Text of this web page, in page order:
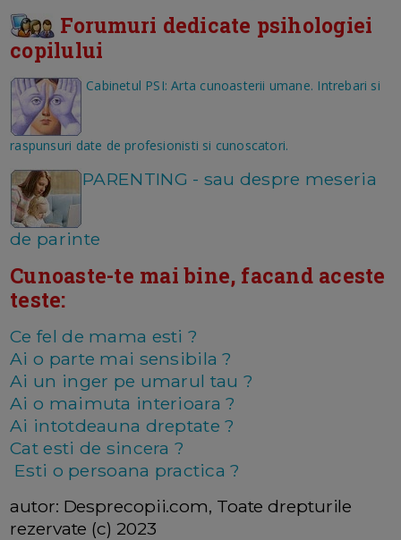
Forumuri dedicate psihologiei
copilului
Cabinetul PSI: Arta cunoasterii umane. Intrebari si
raspunsuri date de profesionisti si cunoscatori.
PARENTING - sau despre meseria
de parinte
Cunoaste-te mai bine, facand aceste
teste:
Ce fel de mama esti ?
Ai o parte mai sensibila ?
Ai un inger pe umarul tau ?
Ai o maimuta interioara ?
Ai intotdeauna dreptate ?
Cat esti de sincera ?
Esti o persoana practica ?
autor: Desprecopii.com, Toate drepturile
rezervate (c) 2023